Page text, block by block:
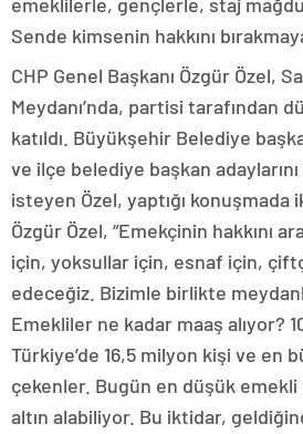
Sende kimsenin hakkını
CHP Genel Başkanı Özgür Özel,
Meydanı’nda, partisi tarafından
katıldı. Büyükşehir Belediye
ve ilçe belediye başkan
isteyen Özel, yaptığı konuşmada
Özgür Özel, “Emekçinin hakkını
için, yoksullar için, esnaf için,
edeceğiz. Bizimle birlikte
Emekliler ne kadar maaş alıyor?
Türkiye’de 16,5 milyon kişi ve en
çekenler. Bugün en düşük emekli
altın alabiliyor. Bu iktidar,